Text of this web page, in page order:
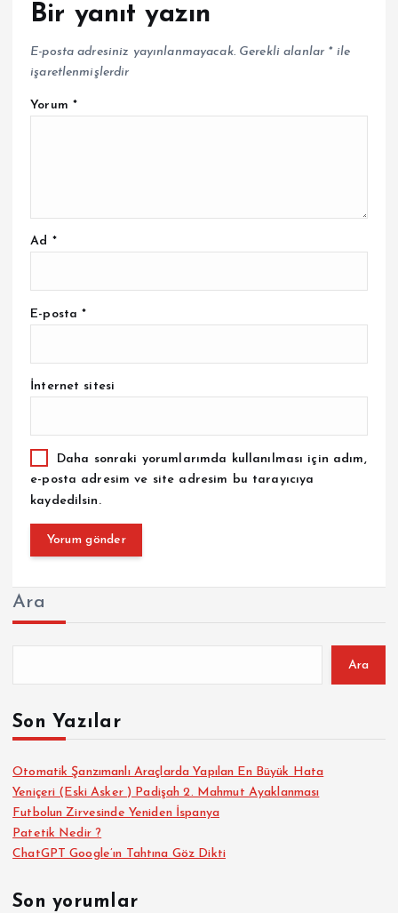
Bir yanıt yazın
E-posta adresiniz yayınlanmayacak. Gerekli alanlar *ile
işaretlenmişlerdir
Yorum *
Ad *
E-posta*
İnternet sitesi
Daha sonraki yorumlarımda kullanılması için adım,
e-posta adresim ve site adresim bu tarayıcıya
kaydedilsin.
Ara
Ara
Son Yazılar
Otomatik Şanzımanlı Araçlarda Yapılan En Büyük Hata
Yeniçeri (Eski Asker ) Padişah 2. Mahmut Ayaklanması
Futbolun Zirvesinde Yeniden İspanya
Patetik Nedir ?
ChatGPT Google’ın Tahtına Göz Dikti
Son yorumlar